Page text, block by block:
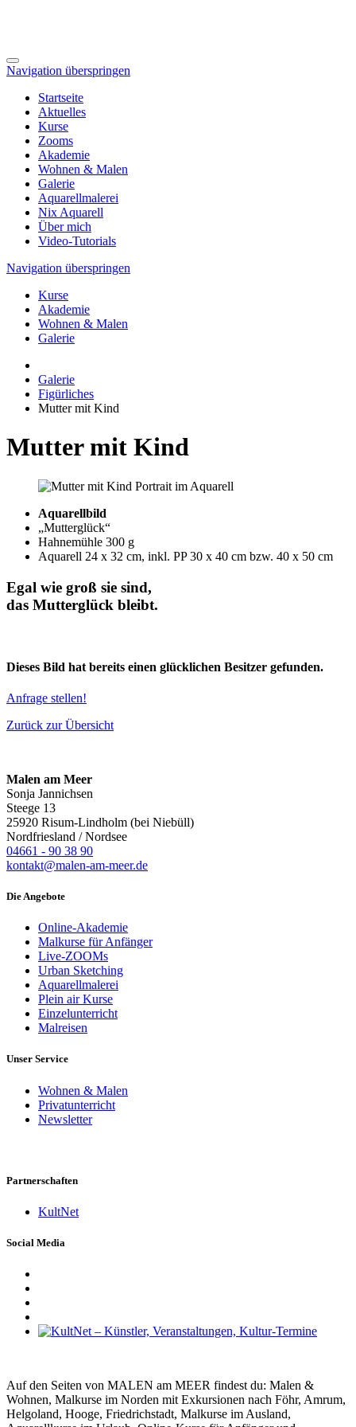
Navigation überspringen
Startseite
Aktuelles
Kurse
Zooms
Akademie
Wohnen & Malen
Galerie
Aquarellmalerei
Nix Aquarell
Über mich
Video-Tutorials
Navigation überspringen
Kurse
Akademie
Wohnen & Malen
Galerie
Galerie
Figürliches
Mutter mit Kind
Mutter mit Kind
Aquarellbild
„Mutterglück“
Hahnemühle 300 g
Aquarell 24 x 32 cm, inkl. PP 30 x 40 cm bzw. 40 x 50 cm
Egal wie groß sie sind,
das Mutterglück bleibt.
Dieses Bild hat bereits einen glücklichen Besitzer gefunden.
Anfrage stellen!
Zurück zur Übersicht
Malen am Meer
Sonja Jannichsen
Steege 13
25920 Risum-Lindholm (bei Niebüll)
Nordfriesland / Nordsee
04661 - 90 38 90
kontakt@malen-am-meer.de
Die Angebote
Online-Akademie
Malkurse für Anfänger
Live-ZOOMs
Urban Sketching
Aquarellmalerei
Plein air Kurse
Einzelunterricht
Malreisen
Unser Service
Wohnen & Malen
Privatunterricht
Newsletter
Partnerschaften
KultNet
Social Media
Auf den Seiten von MALEN am MEER findest du: Malen &
Wohnen, Malkurse im Norden mit Exkursionen nach Föhr, Amrum,
Helgoland, Hooge, Friedrichstadt, Malkurse im Ausland,